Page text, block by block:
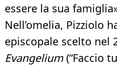
essere la sua
Nell’omelia, Pizziolo
episcopale scelto nel
Evangelium(“Faccio